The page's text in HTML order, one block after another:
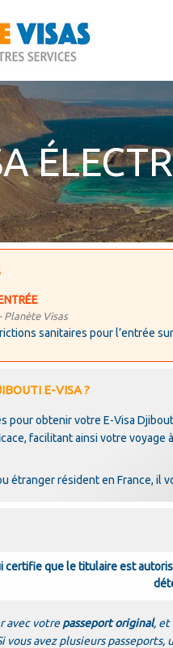
Planète Visas
sanitaires pour l’entrée
E-VISA ?
pour obtenir votre E-Visa
facilitant ainsi votre
étranger résident en France, il
certifie que le titulaire est
avec votrepasseport original, et
vous avez plusieurs passeports,